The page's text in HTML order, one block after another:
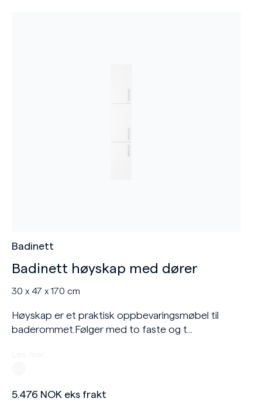
Badinett
Badinett høyskap med dører
30 x 47 x 170 cm
Høyskap er et praktisk oppbevaringsmøbel til
baderommet.Følger med to faste og t...
5.476 NOK eks frakt